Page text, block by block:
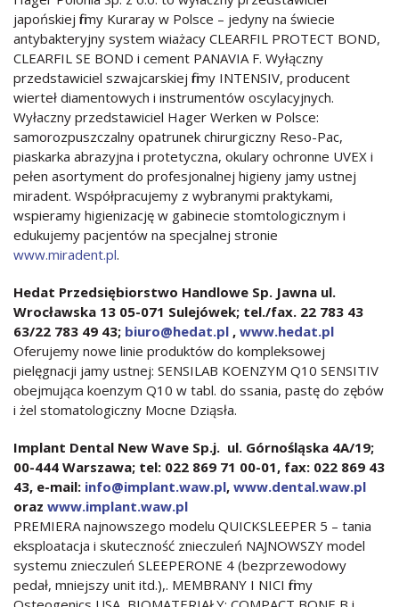
japońskiej firmy Kuraray w Polsce – jedyny na świecie
antybakteryjny system wiażacy CLEARFIL PROTECT BOND,
CLEARFIL SE BOND i cement PANAVIA F. Wyłączny
przedstawiciel szwajcarskiej firmy INTENSIV, producent
wierteł diamentowych i instrumentów oscylacyjnych.
Wyłaczny przedstawiciel Hager Werken w Polsce:
samorozpuszczalny opatrunek chirurgiczny Reso-Pac,
piaskarka abrazyjna i protetyczna, okulary ochronne UVEX i
pełen asortyment do profesjonalnej higieny jamy ustnej
miradent. Współpracujemy z wybranymi praktykami,
wspieramy higienizację w gabinecie stomtologicznym i
edukujemy pacjentów na specjalnej stronie
www.miradent.pl.
Hedat Przedsiębiorstwo Handlowe Sp. Jawna ul.
Wrocławska 13 05-071 Sulejówek; tel./fax. 22 783 43
63/22 783 49 43; biuro@hedat.pl , www.hedat.pl
Oferujemy nowe linie produktów do kompleksowej
pielęgnacji jamy ustnej: SENSILAB KOENZYM Q10 SENSITIV
obejmująca koenzym Q10 w tabl. do ssania, pastę do zębów
i żel stomatologiczny Mocne Dziąsła.
Implant Dental New Wave Sp.j. ul. Górnośląska 4A/19;
00-444 Warszawa; tel: 022 869 71 00-01, fax: 022 869 43
43, e-mail: info@implant.waw.pl, www.dental.waw.pl
oraz www.implant.waw.pl
PREMIERA najnowszego modelu QUICKSLEEPER 5 – tania
eksploatacja i skuteczność znieczuleń NAJNOWSZY model
systemu znieczuleń SLEEPERONE 4 (bezprzewodowy
pedał, mniejszy unit itd.),. MEMBRANY I NICI firmy